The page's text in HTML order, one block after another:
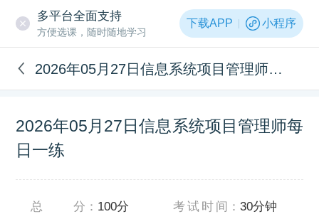
多平台全面支持
方便选课，随时随地学习
下载APP 小程序
2026年05月27日信息系统项目管理师每日一练
2026年05月27日信息系统项目管理师每
日一练
总分 ： 100分 考试时间 ：30分钟